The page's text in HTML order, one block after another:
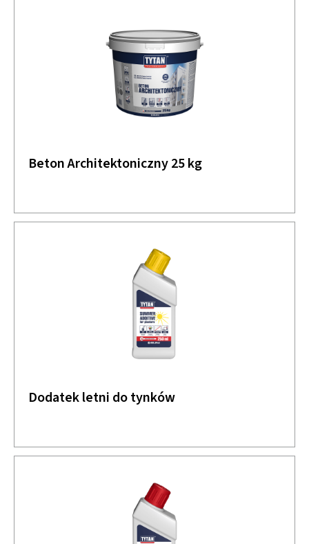
Beton Architektoniczny 25 kg
Dodatek letni do tynków